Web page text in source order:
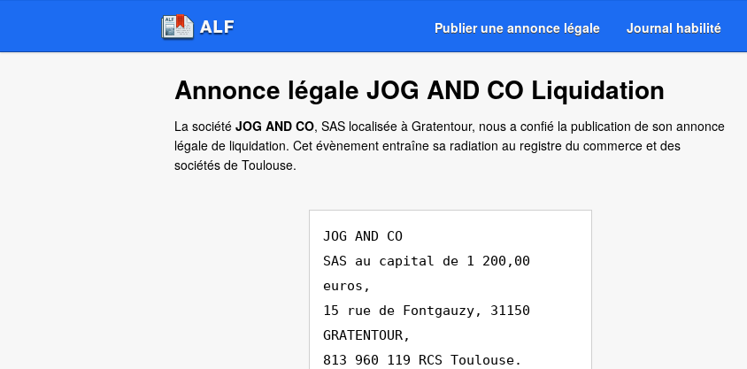
Publier une annonce légale Journal habilité
Annonce légale JOG AND CO Liquidation
La société JOG AND CO, SAS localisée à Gratentour, nous a confié la publication de son annonce
légale de liquidation. Cet évènement entraîne sa radiation au registre du commerce et des
sociétés de Toulouse.
JOG AND CO
SAS au capital de 1 200,00
euros,
15 rue de Fontgauzy, 31150
GRATENTOUR,
813 960 119 RCS Toulouse.